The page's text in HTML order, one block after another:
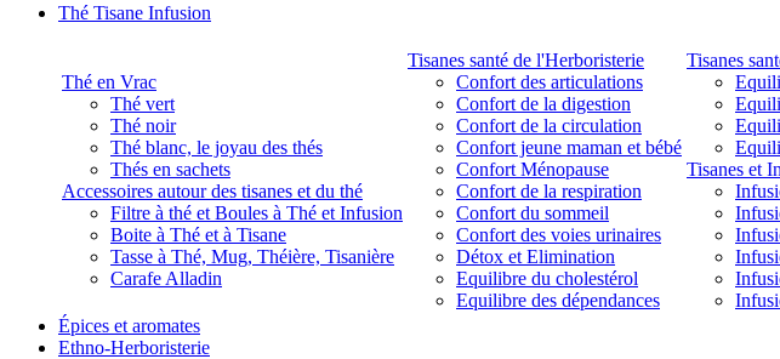
Thé Tisane Infusion
Thé en Vrac
Thé vert
Thé noir
Thé blanc, le joyau des thés
Thés en sachets
Accessoires autour des tisanes et du thé
Filtre à thé et Boules à Thé et Infusion
Boite à Thé et à Tisane
Tasse à Thé, Mug, Théière, Tisanière
Carafe Alladin
Tisanes santé de l'Herboristerie
Confort des articulations
Confort de la digestion
Confort de la circulation
Confort jeune maman et bébé
Confort Ménopause
Confort de la respiration
Confort du sommeil
Confort des voies urinaires
Détox et Elimination
Equilibre du cholestérol
Equilibre des dépendances
Tisanes
Tisanes et
Épices et aromates
Ethno-Herboristerie